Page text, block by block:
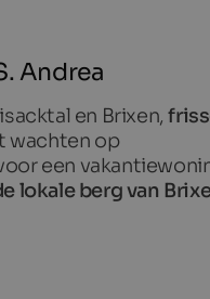
Andrea
en Brixen,
wachten op
een
lokale berg van